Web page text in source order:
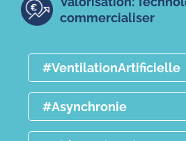
commercialiser
#VentilationArtificielle
#Asynchronie